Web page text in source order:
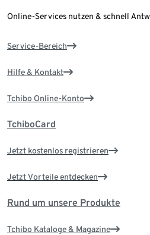
Online-Services nutzen & schnell
Service-Bereich
Hilfe & Kontakt
Tchibo Online-Konto
TchiboCard
Jetzt kostenlos registrieren
Jetzt Vorteile entdecken
Rund um unsere Produkte
Tchibo Kataloge & Magazine